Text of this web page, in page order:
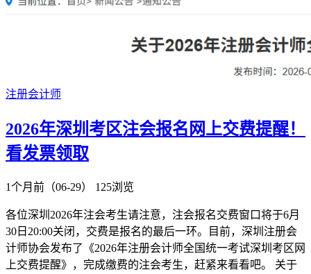
注册会计师
​2026年深圳考区注会报名网上交费提醒！
看发票领取
1个月前（06-29） 125浏览
各位深圳2026年注会考生请注意，注会报名交费窗口将于6月
30日20:00关闭，交费是报名的最后一环。目前，深圳注册会
计师协会发布了《2026年注册会计师全国统一考试深圳考区网
上交费提醒》，完成缴费的注会考生，赶紧来看看吧。 关于